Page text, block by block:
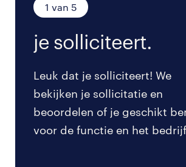
1 van 5
je solliciteert.
Leuk dat je solliciteert! We
bekijken je sollicitatie en
beoordelen of je geschikt
voor de functie en het